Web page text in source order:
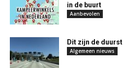
in de buurt
Aanbevolen
Dit zijn de
Algemeen nieuws